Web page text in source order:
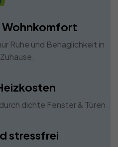
Wohnkomfort
Ruhe und Behaglichkeit in
dichte Fenster & Türen
stressfrei